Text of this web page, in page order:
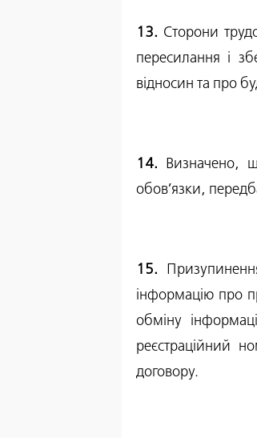
13. Сторони
пересилання і
відносин та про
14. Визначено,
обов’язки,
15.
інформацію про
обміну
реєстраційний
договору.